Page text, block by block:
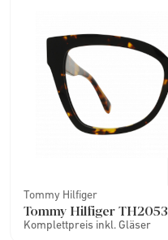
Tommy Hilfiger
Tommy Hilfiger TH2053
Komplettpreis inkl. Gläser